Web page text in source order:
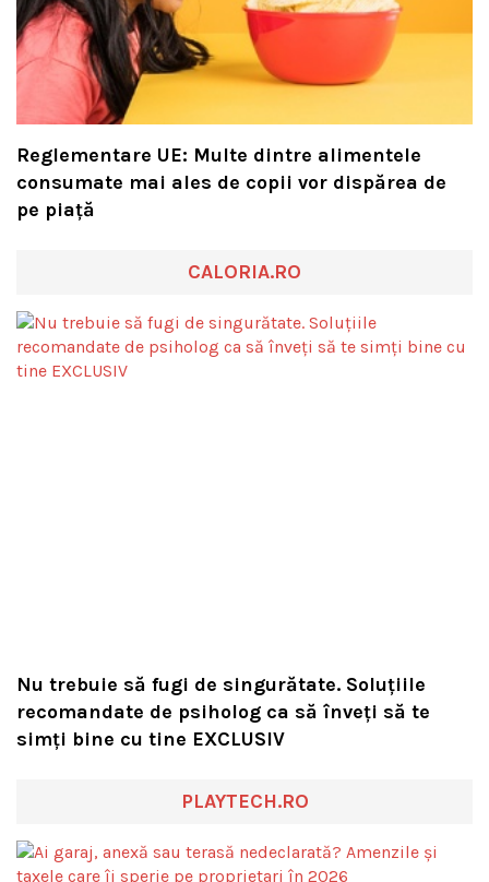
Reglementare UE: Multe dintre alimentele
consumate mai ales de copii vor dispărea de
pe piață
CALORIA.RO
Nu trebuie să fugi de singurătate. Soluțiile
recomandate de psiholog ca să înveți să te
simți bine cu tine EXCLUSIV
PLAYTECH.RO